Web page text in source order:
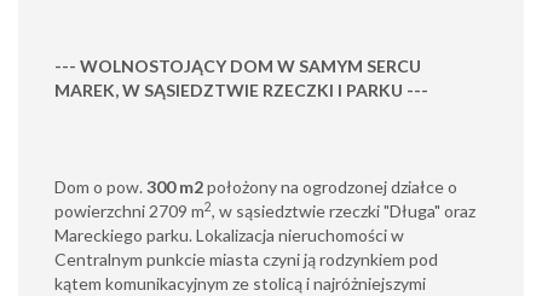
--- WOLNOSTOJĄCY DOM W SAMYM SERCU
MAREK, W SĄSIEDZTWIE RZECZKI I PARKU ---
Dom o pow. 300m2położony na ogrodzonej działce o
powierzchni 2709 m2, w sąsiedztwie rzeczki "Długa" oraz
Mareckiego parku. Lokalizacja nieruchomości w
Centralnym punkcie miasta czyni ją rodzynkiem pod
kątem komunikacyjnym ze stolicą i najróżniejszymi